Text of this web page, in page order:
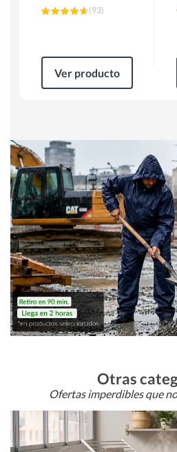
(93)
Ver producto
Otras
Ofertas imperdibles que